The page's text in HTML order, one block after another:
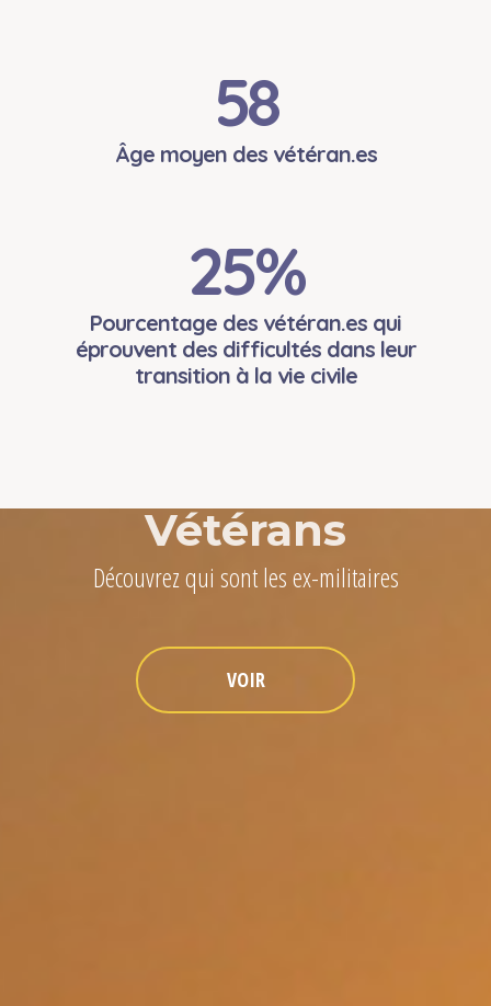
58
Âge moyen des vétéran.es
25%
Pourcentage des vétéran.es qui
éprouvent des difficultés dans leur
transition à la vie civile
Vétérans
Découvrez qui sont les ex-militaires
VOIR